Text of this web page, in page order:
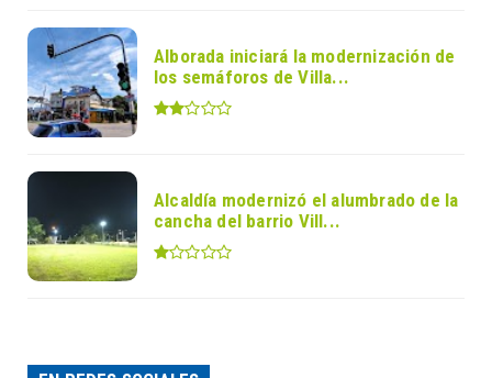
Alborada iniciará la modernización de
los semáforos de Villa...
Alcaldía modernizó el alumbrado de la
cancha del barrio Vill...